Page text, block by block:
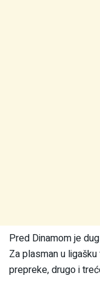
Pred Dinamom je
Za plasman u
prepreke, drugo i